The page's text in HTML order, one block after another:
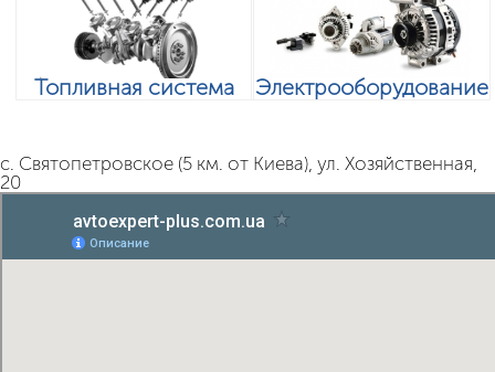
Топливная система Электрооборудование
с. Святопетровское (5 км. от Киева), ул. Хозяйственная,
20